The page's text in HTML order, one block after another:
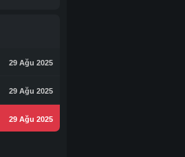
29 Ağu 2025
29 Ağu 2025
29 Ağu 2025